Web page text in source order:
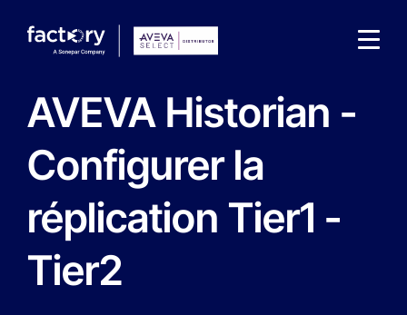
Wonach suchst du ?
AVEVA Historian -
Configurer la
réplication Tier1 -
Tier2